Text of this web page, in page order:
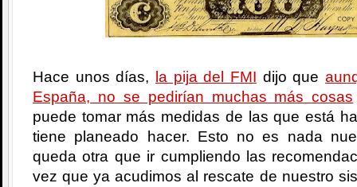
Hace unos días, la pija del FMI dijo que
España, no se pedirían muchas más cosas
puede tomar más medidas de las que está
tiene planeado hacer. Esto no es nada
queda otra que ir cumpliendo las
vez que ya acudimos al rescate de nuestro